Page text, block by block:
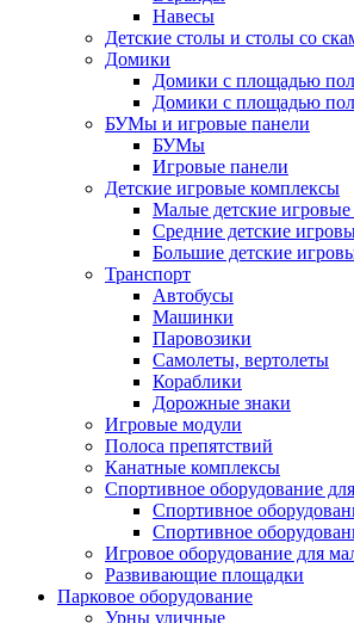
Навесы
Детские столы и столы со
Домики
Домики с площадью
Домики с площадью
БУМы и игровые панели
БУМы
Игровые панели
Детские игровые комплексы
Малые детские
Средние детские
Большие детские
Транспорт
Автобусы
Машинки
Паровозики
Самолеты, вертолеты
Кораблики
Дорожные знаки
Игровые модули
Полоса препятствий
Канатные комплексы
Спортивное оборудование
Спортивное
Спортивное
Игровое оборудование для
Развивающие площадки
Парковое оборудование
Урны уличные